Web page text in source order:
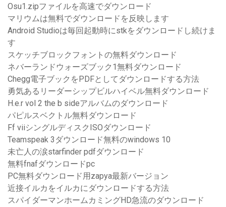
Osu1.zipファイルを高速でダウンロード
マリウムは無料でダウンロードを反映します
Android Studioは毎回起動時にstkをダウンロードし続けま
す
スケッチブロックフォントの無料ダウンロード
ネバーランドウォーズブック1無料ダウンロード
Chegg電子ブックをPDFとしてダウンロードする方法
勇気あるリーダーシップビルハイベル無料ダウンロード
H.e.r vol 2 the b sideアルバムのダウンロード
パピルスベクトル無料ダウンロード
Ff viiシングルディスクISOダウンロード
Teamspeak 3ダウンロード無料のwindows 10
未亡人の涙starfinder pdfダウンロード
無料fnafダウンロードpc
PC無料ダウンロード用zapya最新バージョン
近接イルカをイルカにダウンロードする方法
スパイダーマンホームカミングHD急流のダウンロード